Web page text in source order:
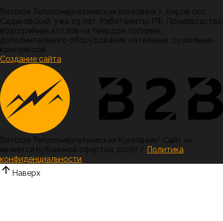
Вятская Теплоэнергетическая Компания, г. Киров пос.
Садаковский. уже 29 лет. Работаем по РФ. Производство
водогрейных котлов на твердом топливе,
дополнительного оборудования, котельных, сушильных
комплексов
Создание сайта
Вятская Теплоэнергетическая Компания/ Сайт не
является публичной офертой. 2026г./ Политика
конфиденциальности
Наверх